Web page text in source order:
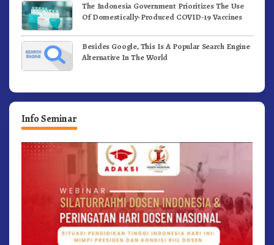
The Indonesia Government Prioritizes The Use
Of Domestically-Produced COVID-19 Vaccines
Besides Google, This Is A Popular Search Engine
Alternative In The World
Info Seminar